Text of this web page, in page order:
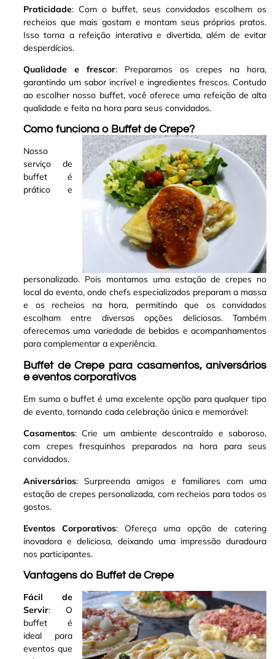
Praticidade: Com o buffet, seus convidados escolhem os
recheios que mais gostam e montam seus próprios pratos.
Isso torna a refeição interativa e divertida, além de evitar
desperdícios.
Qualidade e frescor: Preparamos os crepes na hora,
garantindo um sabor incrível e ingredientes frescos. Contudo
ao escolher nosso buffet, você oferece uma refeição de alta
qualidade e feita na hora para seus convidados.
Como funciona o Buffet de Crepe?
Nosso
serviço de
buffet é
prático e
personalizado. Pois montamos uma estação de crepes no
local do evento, onde chefs especializados preparam a massa
e os recheios na hora, permitindo que os convidados
escolham entre diversas opções deliciosas. Também
oferecemos uma variedade de bebidas e acompanhamentos
para complementar a experiência.
Buffet de Crepe para casamentos, aniversários
e eventos corporativos
Em suma o buffet é uma excelente opção para qualquer tipo
de evento, tornando cada celebração única e memorável:
Casamentos: Crie um ambiente descontraído e saboroso,
com crepes fresquinhos preparados na hora para seus
convidados.
Aniversários: Surpreenda amigos e familiares com uma
estação de crepes personalizada, com recheios para todos os
gostos.
Eventos Corporativos: Ofereça uma opção de catering
inovadora e deliciosa, deixando uma impressão duradoura
nos participantes.
Vantagens do Buffet de Crepe
Fácil de
Servir: O
buffet é
ideal para
eventos que